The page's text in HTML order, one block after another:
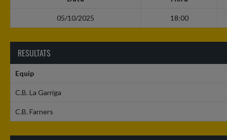
05/10/2025 18:00
RESULTATS
Equip
C.B. La Garriga
C.B. Farners